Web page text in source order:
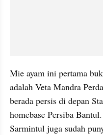
Mie ayam ini pertama
adalah Veta Mandra
berada persis di depan
homebase Persiba
Sarmintul juga sudah